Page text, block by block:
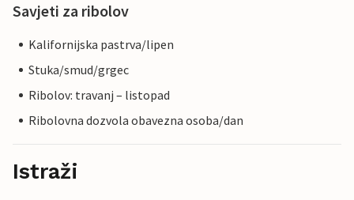
Savjeti za ribolov
Kalifornijska pastrva/lipen
Stuka/smud/grgec
Ribolov: travanj – listopad
Ribolovna dozvola obavezna osoba/dan
Istraži